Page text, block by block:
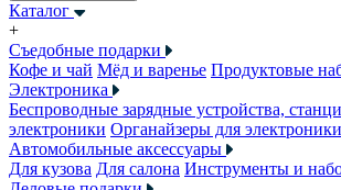
Каталог
+
Съедобные подарки
Кофе и чай Мёд и варенье Продуктовые
Электроника
Беспроводные зарядные устройства,
электроники Органайзеры для
Автомобильные аксессуары
Для кузова Для салона Инструменты и